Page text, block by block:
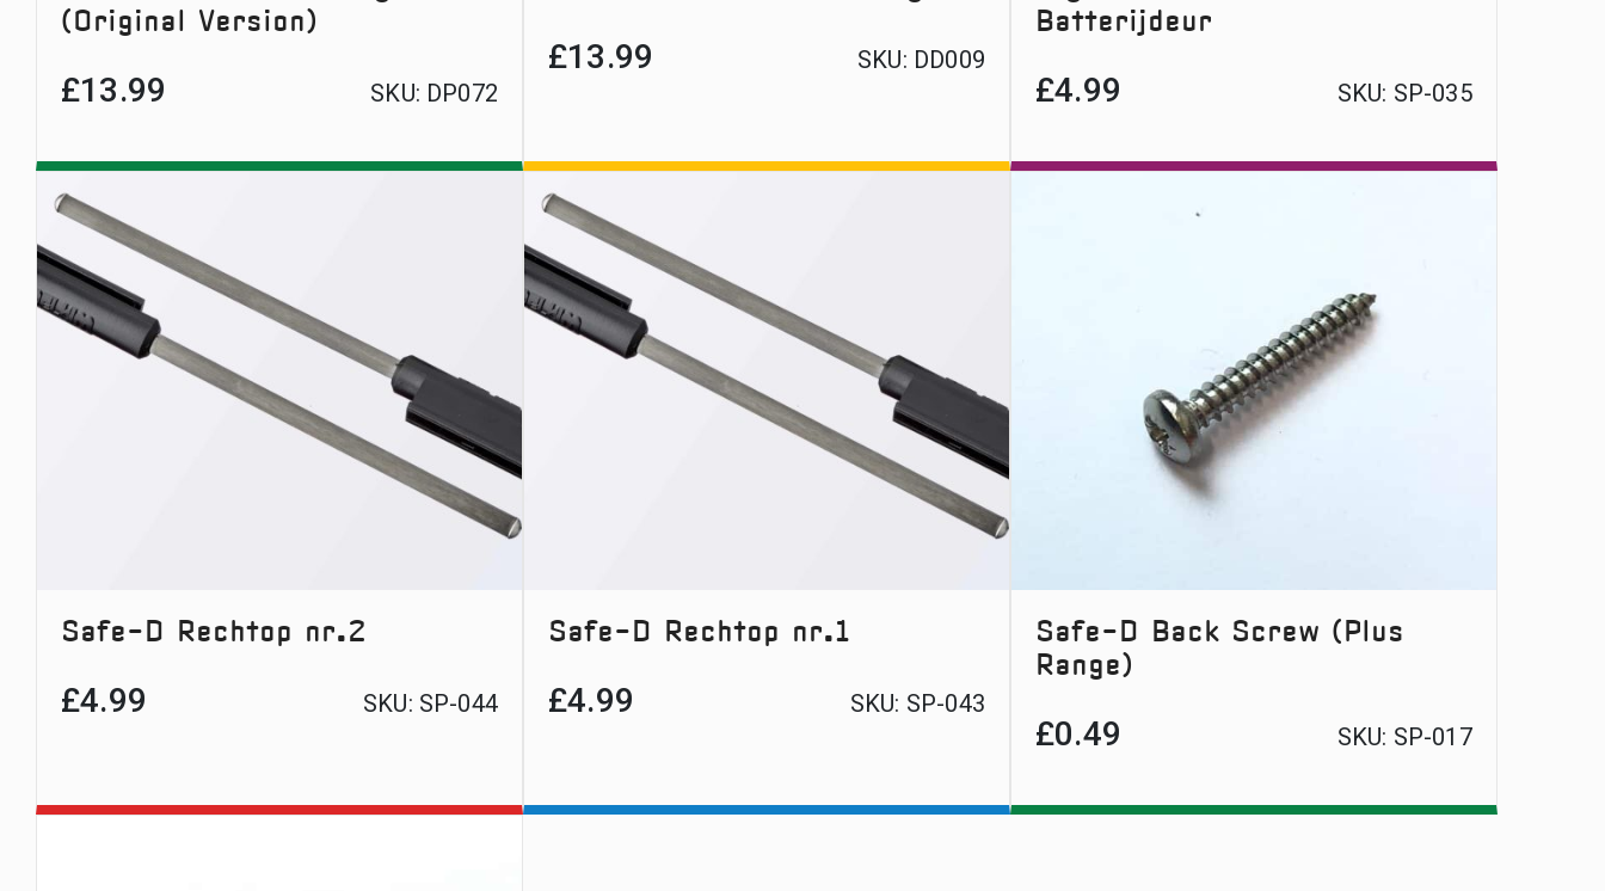
(Original Version)
SKU: DP072
£13.99
SKU: DD009
£13.99
Batterijdeur
SKU: SP-035
£4.99
Safe-D Rechtop nr.2
SKU: SP-044
£4.99
Safe-D Rechtop nr.1
SKU: SP-043
£4.99
Safe-D Back Screw (Plus
Range)
SKU: SP-017
£0.49